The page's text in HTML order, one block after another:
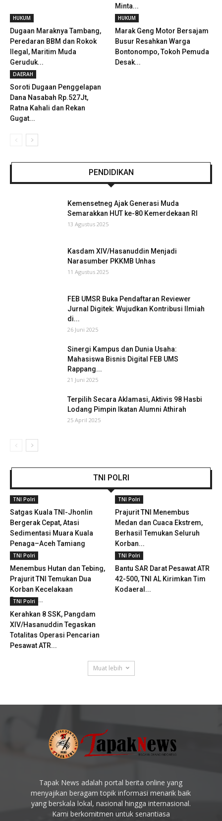
Minta...
HUKUM
Dugaan Maraknya Tambang,
Peredaran BBM dan Rokok
Ilegal, Maritim Muda
Geruduk...
HUKUM
Marak Geng Motor Bersajam
Busur Resahkan Warga
Bontonompo, Tokoh Pemuda
Desak...
DAERAH
Soroti Dugaan Penggelapan
Dana Nasabah Rp.527Jt,
Ratna Kahali dan Rekan
Gugat...
PENDIDIKAN
Kemensetneg Ajak Generasi Muda
Semarakkan HUT ke-80 Kemerdekaan RI
13 Agustus 2025
Kasdam XIV/Hasanuddin Menjadi
Narasumber PKKMB Unhas
11 Agustus 2025
FEB UMSR Buka Pendaftaran Reviewer
Jurnal Digitek: Wujudkan Kontribusi Ilmiah
di...
26 Juni 2025
Sinergi Kampus dan Dunia Usaha:
Mahasiswa Bisnis Digital FEB UMS
Rappang...
21 Juni 2025
Terpilih Secara Aklamasi, Aktivis 98 Hasbi
Lodang Pimpin Ikatan Alumni Athirah
25 April 2025
TNI POLRI
TNI Polri
Satgas Kuala TNI-Jhonlin
Bergerak Cepat, Atasi
Sedimentasi Muara Kuala
Penaga–Aceh Tamiang
TNI Polri
Prajurit TNI Menembus
Medan dan Cuaca Ekstrem,
Berhasil Temukan Seluruh
Korban...
TNI Polri
Menembus Hutan dan Tebing,
Prajurit TNI Temukan Dua
Korban Kecelakaan
Pesawat...
TNI Polri
Bantu SAR Darat Pesawat ATR
42-500, TNI AL Kirimkan Tim
Kodaeral...
TNI Polri
Kerahkan 8 SSK, Pangdam
XIV/Hasanuddin Tegaskan
Totalitas Operasi Pencarian
Pesawat ATR...
Muat lebih
Tapak News adalah portal berita online yang
menyajikan beragam topik informasi menarik baik
yang berskala lokal, nasional hingga internasional.
Kami berkomitmen untuk senantiasa